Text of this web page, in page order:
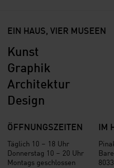
EIN HAUS, VIER MUSEEN
Kunst
Graphik
Architektur
Design
ÖFFNUNGSZEITEN
Täglich 10 – 18 Uhr
Donnerstag 10 – 20 Uhr
Montags geschlossen
IM